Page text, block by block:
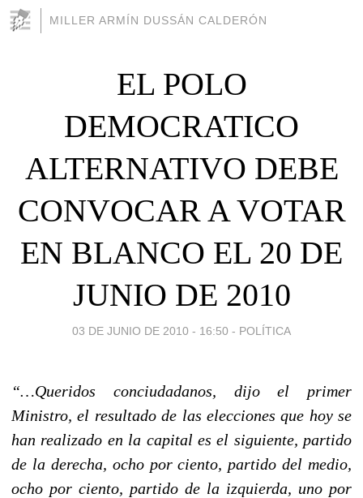
MILLER ARMÍN DUSSÁN CALDERÓN
EL POLO
DEMOCRATICO
ALTERNATIVO DEBE
CONVOCAR A VOTAR
EN BLANCO EL 20 DE
JUNIO DE 2010
03 DE JUNIO DE 2010 - 16:50 - POLÍTICA
“…Queridos conciudadanos, dijo el primer
Ministro, el resultado de las elecciones que hoy se
han realizado en la capital es el siguiente, partido
de la derecha, ocho por ciento, partido del medio,
ocho por ciento, partido de la izquierda, uno por